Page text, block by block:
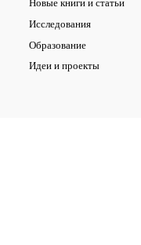
Новые книги и статьи
Исследования
Образование
Идеи и проекты